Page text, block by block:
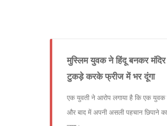
मुस्लिम युवक ने हिंदू बनकर मंदिर
टुकड़े करके फ्रीज में भर दूंगा
एक युवती ने आरोप लगाया है कि एक
और बाद में अपनी असली पहचान छिपाने